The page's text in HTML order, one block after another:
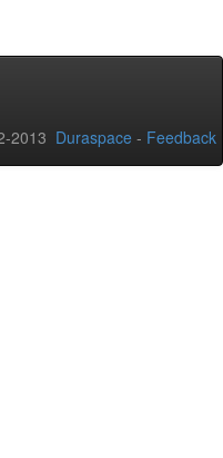
2013 Duraspace - Feedback